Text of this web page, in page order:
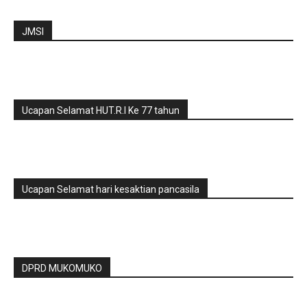
JMSI
Ucapan Selamat HUT.R.I Ke 77 tahun
Ucapan Selamat hari kesaktian pancasila
DPRD MUKOMUKO